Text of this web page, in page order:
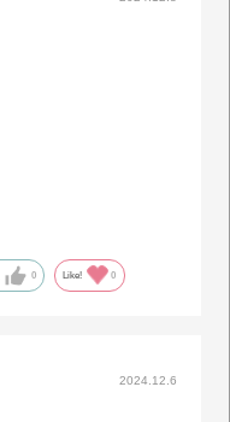
0 Like! 0
2024.12.6